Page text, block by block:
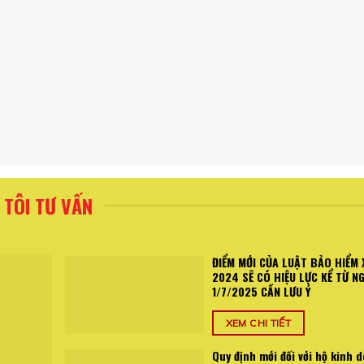
TƯ VẤN
ĐIỂM MỚI CỦA LUẬT BẢO HIỂM
2024 SẼ CÓ HIỆU LỰC KỂ TỪ
1/7/2025 CẦN LƯU Ý
XEM CHI TIẾT
Quy định mới đối với hộ kinh